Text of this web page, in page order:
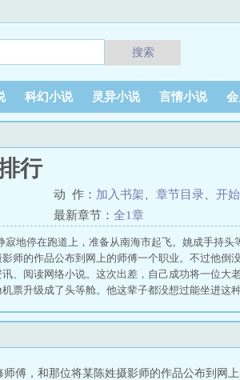
搜索
科幻小说 灵异小说 言情小说
行
动 作： 加入书架 章节目录
开
最新章节： 全1章
地停在跑道上，准备从南海市起飞。姚成手持头
师的作品公布到网上的师傅一个职业。不过他倒
、阅读网络小说。这次出差，自己成功将一位大
票升级成了头等舱。他这辈子都没想过能坐进这
起人的空姐，成为修机师傅的宠物
傅，和那位将某陈姓摄影师的作品公布到网